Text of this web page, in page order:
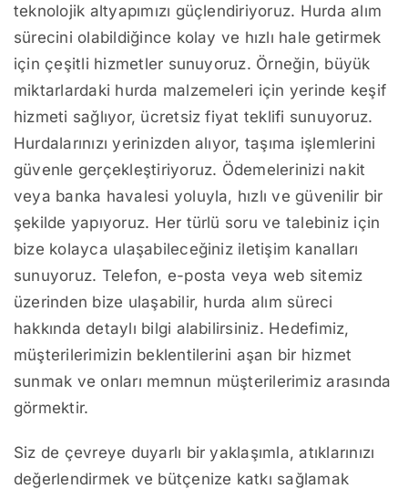
teknolojik altyapımızı güçlendiriyoruz. Hurda alım
sürecini olabildiğince kolay ve hızlı hale getirmek
için çeşitli hizmetler sunuyoruz. Örneğin, büyük
miktarlardaki hurda malzemeleri için yerinde keşif
hizmeti sağlıyor, ücretsiz fiyat teklifi sunuyoruz.
Hurdalarınızı yerinizden alıyor, taşıma işlemlerini
güvenle gerçekleştiriyoruz. Ödemelerinizi nakit
veya banka havalesi yoluyla, hızlı ve güvenilir bir
şekilde yapıyoruz. Her türlü soru ve talebiniz için
bize kolayca ulaşabileceğiniz iletişim kanalları
sunuyoruz. Telefon, e-posta veya web sitemiz
üzerinden bize ulaşabilir, hurda alım süreci
hakkında detaylı bilgi alabilirsiniz. Hedefimiz,
müşterilerimizin beklentilerini aşan bir hizmet
sunmak ve onları memnun müşterilerimiz arasında
görmektir.
Siz de çevreye duyarlı bir yaklaşımla, atıklarınızı
değerlendirmek ve bütçenize katkı sağlamak